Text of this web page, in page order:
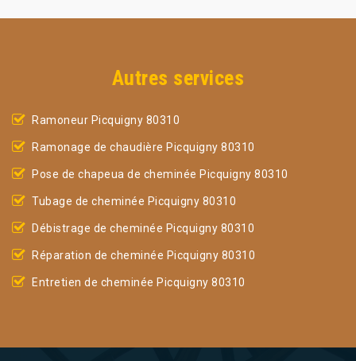
Autres services
Ramoneur Picquigny 80310
Ramonage de chaudière Picquigny 80310
Pose de chapeua de cheminée Picquigny 80310
Tubage de cheminée Picquigny 80310
Débistrage de cheminée Picquigny 80310
Réparation de cheminée Picquigny 80310
Entretien de cheminée Picquigny 80310